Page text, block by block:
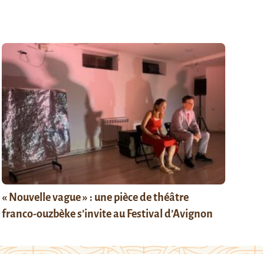
« Nouvelle vague » : une pièce de théâtre
franco-ouzbèke s’invite au Festival d’Avignon